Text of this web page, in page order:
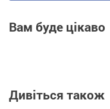
Вам буде цікаво
Дивіться також